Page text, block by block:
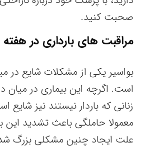
صحبت کنید.
مراقبت های بارداری در
بواسیر یکی از مشکلات شایع در
است. اگرچه این بیماری در میان
زنانی که باردار نیستند نیز شایع
معمولا حاملگی باعث تشدید این
علت ایجاد چنین مشکلی بزرگ